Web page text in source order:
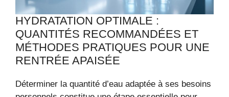
HYDRATATION OPTIMALE :
QUANTITÉS RECOMMANDÉES ET
MÉTHODES PRATIQUES POUR UNE
RENTRÉE APAISÉE
Déterminer la quantité d’eau adaptée à ses besoins